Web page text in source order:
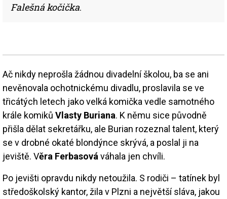
Falešná kočička.
Ač nikdy neprošla žádnou divadelní školou, ba se ani
nevěnovala ochotnickému divadlu, proslavila se ve
třicátých letech jako velká komička vedle samotného
krále komiků Vlasty Buriana. K němu sice původně
přišla dělat sekretářku, ale Burian rozeznal talent, který
se v drobné okaté blondýnce skrývá, a poslal ji na
jeviště. Věra Ferbasová váhala jen chvíli.
Po jevišti opravdu nikdy netoužila. S rodiči – tatínek byl
středoškolský kantor, žila v Plzni a největší sláva, jakou